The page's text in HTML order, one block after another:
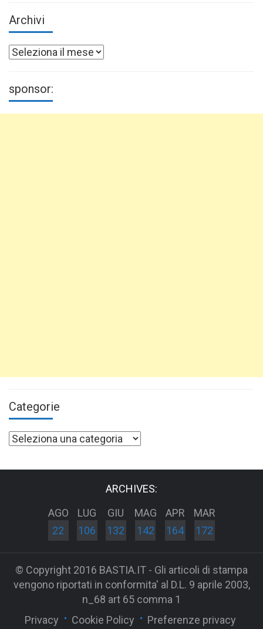
Archivi
Archivi
sponsor:
Categorie
Categorie
ARCHIVES:
AGO
22
LUG
106
GIU
132
MAG
142
APR
164
MAR
172
© Copyright 2016 BASTIA.IT - Gli articoli di stampa
vengono riportati in conformita' al D.L. 9 aprile 2003,
n_68 art 65 comma 1
Privacy
Cookie Policy Preferenze privacy